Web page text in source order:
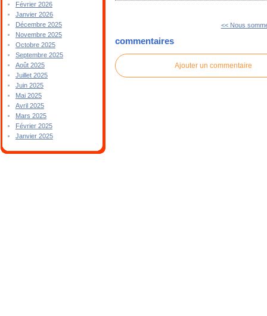
Février 2026
Janvier 2026
Décembre 2025
Novembre 2025
Octobre 2025
Septembre 2025
Août 2025
Juillet 2025
Juin 2025
Mai 2025
Avril 2025
Mars 2025
Février 2025
Janvier 2025
<< Nous
commentaires
Ajouter un commentaire